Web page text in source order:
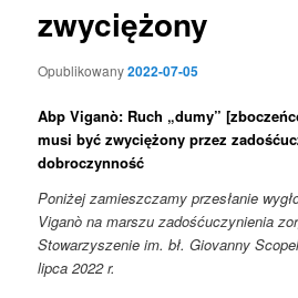
zwyciężony
Opublikowany2022-07-05
Abp Viganò: Ruch „dumy”
musi być zwyciężony przez
dobroczynność
Poniżej zamieszczamy przesłanie
Viganò na marszu zadośćuczynienia
Stowarzyszenie im. bł. Giovanny
lipca 2022 r.